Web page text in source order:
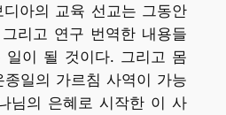
아의 교육 선교는 그동안
리고 연구 번역한 내용들
일이 될 것이다. 그리고 몸
일의 가르침 사역이 가능
님의 은혜로 시작한 이 사